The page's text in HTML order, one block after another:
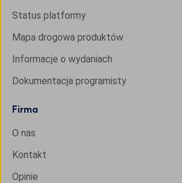
Status platformy
Mapa drogowa produktów
Informacje o wydaniach
Dokumentacja programisty
Firma
O nas
Kontakt
Opinie